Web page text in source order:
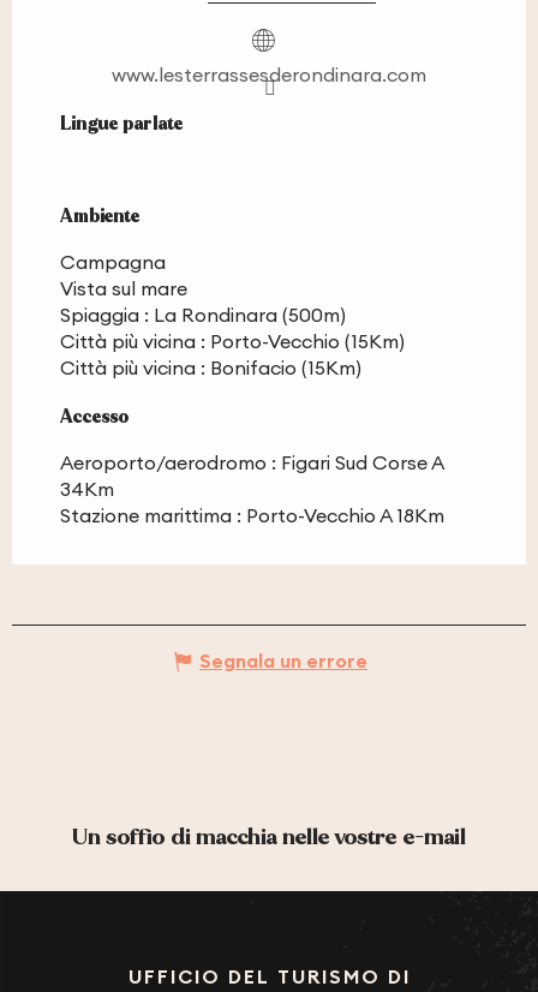
www.lesterrassesderondinara.com
Lingue parlate
Lingue parlate
Ambiente
Ambiente
Campagna
Vista sul mare
Spiaggia : La Rondinara (500m)
Città più vicina : Porto-Vecchio (15Km)
Città più vicina : Bonifacio (15Km)
Accesso
Accesso
Aeroporto/aerodromo : Figari Sud Corse A
34Km
Stazione marittima : Porto-Vecchio A 18Km
Segnala un errore
Un soffio di macchia nelle vostre e-mail
UFFICIO DEL TURISMO DI